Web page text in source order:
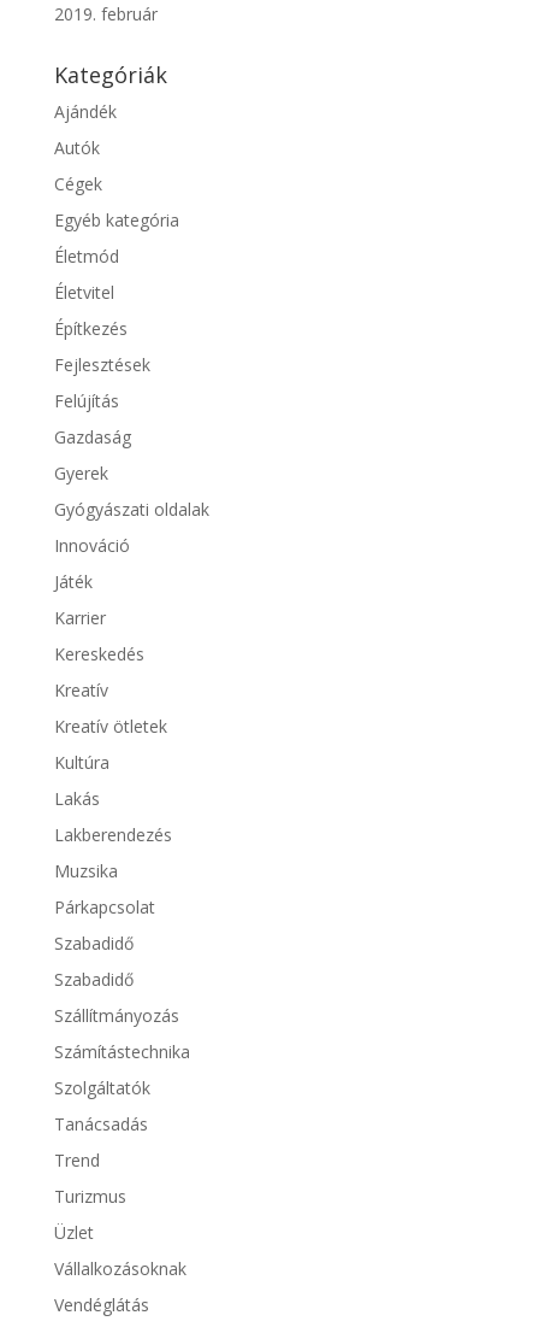
2019. február
Kategóriák
Ajándék
Autók
Cégek
Egyéb kategória
Életmód
Életvitel
Építkezés
Fejlesztések
Felújítás
Gazdaság
Gyerek
Gyógyászati oldalak
Innováció
Játék
Karrier
Kereskedés
Kreatív
Kreatív ötletek
Kultúra
Lakás
Lakberendezés
Muzsika
Párkapcsolat
Szabadidő
Szabadidő
Szállítmányozás
Számítástechnika
Szolgáltatók
Tanácsadás
Trend
Turizmus
Üzlet
Vállalkozásoknak
Vendéglátás